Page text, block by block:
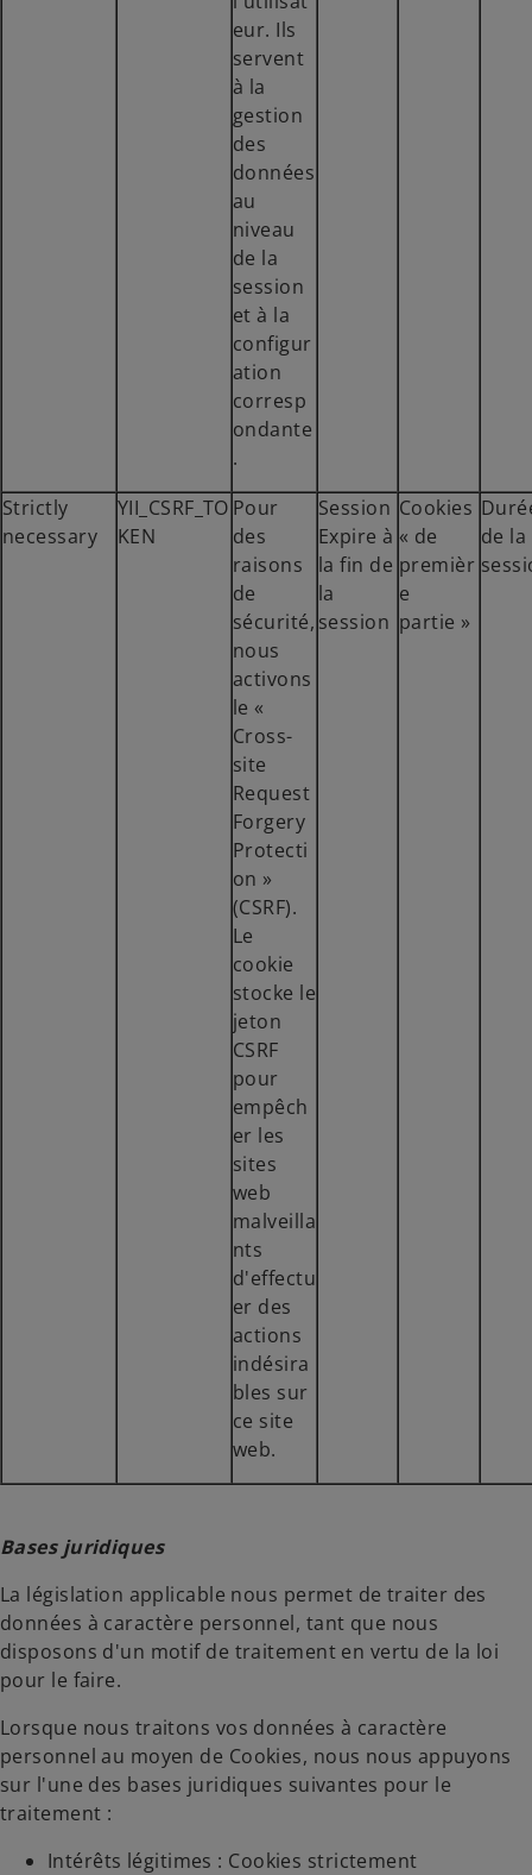
eur. Ils
servent
à la
gestion
des
données
au
niveau
de la
session
et à la
configur
ation
corresp
ondante
.
Strictly
necessary
YII_CSRF_TO
KEN
Pour
des
raisons
de
sécurité,
nous
activons
le «
Cross-
site
Request
Forgery
Protecti
on »
(CSRF).
Le
cookie
stocke le
jeton
CSRF
pour
empêch
er les
sites
web
malveilla
nts
d'effectu
er des
actions
indésira
bles sur
ce site
web.
Session
Expire à
la fin de
la
session
Cookies
« de
premièr
e
partie »
de la
Bases juridiques
La législation applicable nous permet de traiter des
données à caractère personnel, tant que nous
disposons d'un motif de traitement en vertu de la loi
pour le faire.
Lorsque nous traitons vos données à caractère
personnel au moyen de Cookies, nous nous appuyons
sur l'une des bases juridiques suivantes pour le
traitement :
Intérêts légitimes : Cookies strictement